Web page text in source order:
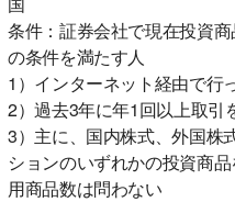
条件：証券会社で現在投資
の条件を満たす人
1）インターネット経由で行
2）過去3年に年1回以上取引
3）主に、国内株式、外国株
ションのいずれかの投資商
用商品数は問わない